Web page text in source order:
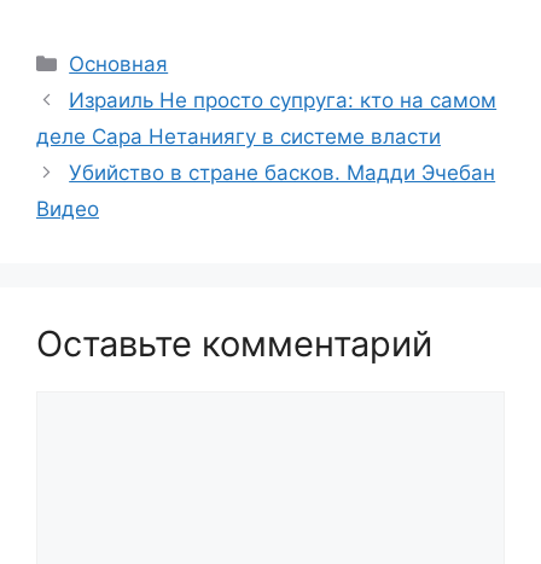
Рубрики
Основная
Израиль Не просто супруга: кто на самом
деле Сара Нетаниягу в системе власти
Убийство в стране басков. Мадди Эчебан
Видео
Оставьте комментарий